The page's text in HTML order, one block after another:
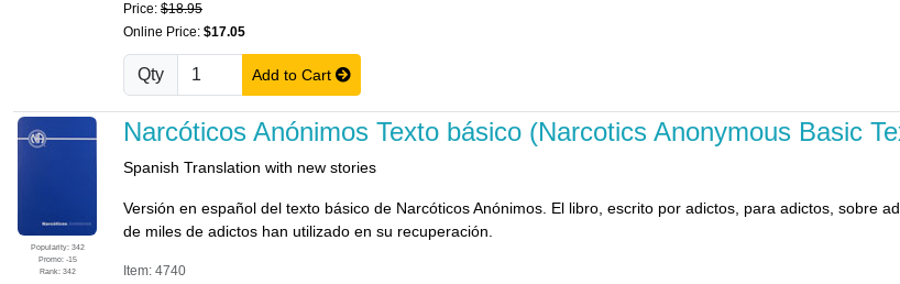
Price: $18.95
Online Price: $17.05
Qty Add to Cart
Popularity: 342
Promo: -15
Rank: 342
Narcóticos Anónimos Texto básico (Narcotics Anonymous Basic
Spanish Translation with new stories
Versión en español del texto básico de Narcóticos Anónimos. El libro, escrito por adictos, para adictos, sobre
de miles de adictos han utilizado en su recuperación.
Item: 4740